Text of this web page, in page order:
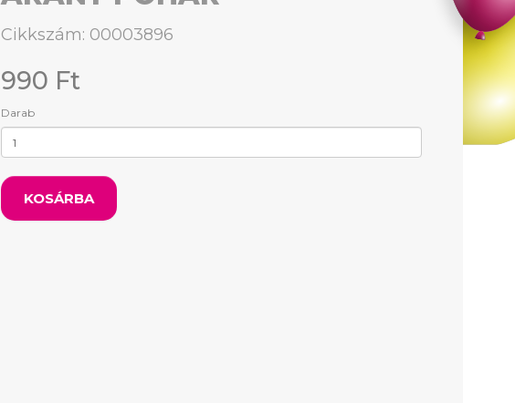
Cikkszám: 00003896
990 Ft
Darab
KOSÁRBA